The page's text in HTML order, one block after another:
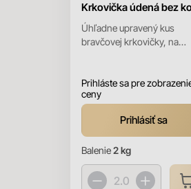
Krkovička údená bez
Úhľadne upravený kus
bravčovej krkovičky, na
ru...
Prihláste sa pre
ceny
Prihlásiť sa
Balenie2 kg